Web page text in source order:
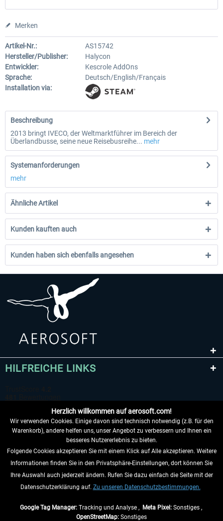
Merken
Artikel-Nr.:
AS15742
Hersteller/Publisher:
Halycon
Entwickler:
Kescrole AddOns
Sprache:
Deutsch/English/Français
Installation via:
Beschreibung
2013 bringt IVECO, der Weltmarktführer im Bereich der
Überlandbusse, seine neue Reisebusreihe... mehr
Systemanforderungen
mehr
Ähnliche Artikel
Kunden kauften auch
Kunden haben sich ebenfalls angesehen
HILFREICHE LINKS
VERTRAG WIDERRUFEN
INFORMATIONEN
Herzlich willkommen auf aerosoft.com!
Wir verwenden Cookies. Einige davon sind technisch notwendig (z.B. für den
Warenkorb), andere helfen uns, unser Angebot zu verbessern und Ihnen ein
besseres Nutzererlebnis zu bieten.
Folgende Cookies akzeptieren Sie mit einem Klick auf Alle akzeptieren. Weitere
Informationen finden Sie in den Privatsphäre-Einstellungen, dort können Sie
Ihre Auswahl auch jederzeit ändern. Rufen Sie dazu einfach die Seite mit der
Datenschutzerklärung auf. Zu unseren Datenschutzbestimmungen.
Google Tag Manager:Tracking und Analyse , Meta Pixel:Sonstiges ,
OpenStreetMap: Sonstiges